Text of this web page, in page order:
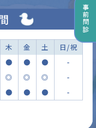
木 金 土
日/祝
● ● ●
-
◎ ◎ ◎
-
● ● ● -
事前問診